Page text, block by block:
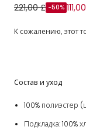
Юбка розовая
221,00 £ -50%
К сожалению, этот
Состав и уход
100% полиэстер
Подкладка: 100%